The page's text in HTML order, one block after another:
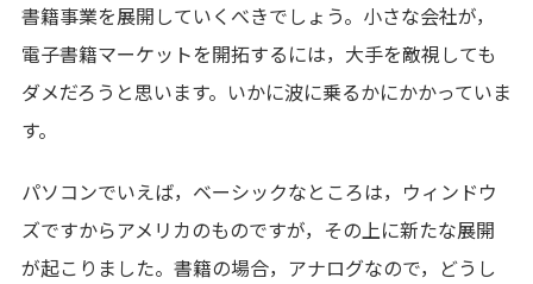
書籍事業を展開していくべきでしょう。小さな会社が，
電子書籍マーケットを開拓するには，大手を敵視しても
ダメだろうと思います。いかに波に乗るかにかかっていま
す。
パソコンでいえば，ベーシックなところは，ウィンドウ
ズですからアメリカのものですが，その上に新たな展開
が起こりました。書籍の場合，アナログなので，どうし